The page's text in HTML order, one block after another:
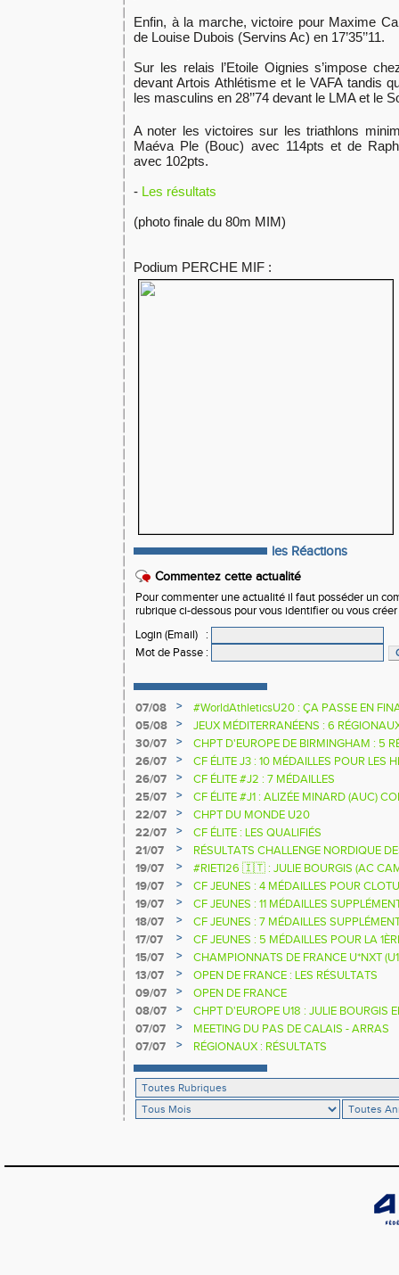
Enfin, à la marche, victoire pour Maxime
de Louise Dubois (Servins Ac) en 17’35’’11.
Sur les relais l’Etoile Oignies s’impose
devant Artois Athlétisme et le VAFA tandis
les masculins en 28’’74 devant le LMA et le
A noter les victoires sur les triathlons
Maéva Ple (Bouc) avec 114pts et de
avec 102pts.
- Les résultats
(photo finale du 80m MIM)
Podium PERCHE MIF :
les Réactions
Commentez cette actualité
Pour commenter une actualité il faut posséder un
rubrique ci-dessous pour vous identifier ou vous
Login (Email)
:
Mot de Passe :
07/08 >
#WorldAthleticsU20 : ÇA PASSE EN
SAUTEURS
05/08 >
JEUX MÉDITERRANÉENS : 6
30/07
>
CHPT D'EUROPE DE BIRMINGHAM : 5
26/07
>
CF ÉLITE J3 : 10 MÉDAILLES POUR LES
26/07
>
CF ÉLITE #J2 : 7 MÉDAILLES
25/07
>
CF ÉLITE #J1 : ALIZÉE MINARD (AUC)
NATIONALE
22/07 >
CHPT DU MONDE U20
22/07
>
CF ÉLITE : LES QUALIFIÉS
21/07
>
RÉSULTATS CHALLENGE NORDIQUE
2025 2026
19/07 >
#RIETI26 🇮🇹 : JULIE BOURGIS (AC
D'EUROPE U18 DE LA PERCHE
19/07 >
CF JEUNES : 4 MÉDAILLES POUR
19/07
>
CF JEUNES : 11 MÉDAILLES
18/07
>
CF JEUNES : 7 MÉDAILLES
17/07
>
CF JEUNES : 5 MÉDAILLES POUR LA
15/07
>
CHAMPIONNATS DE FRANCE U*NXT
13/07
>
OPEN DE FRANCE : LES RÉSULTATS
09/07
>
OPEN DE FRANCE
08/07
>
CHPT D'EUROPE U18 : JULIE BOURGIS
07/07
>
MEETING DU PAS DE CALAIS - ARRAS
07/07
> RÉGIONAUX : RÉSULTATS